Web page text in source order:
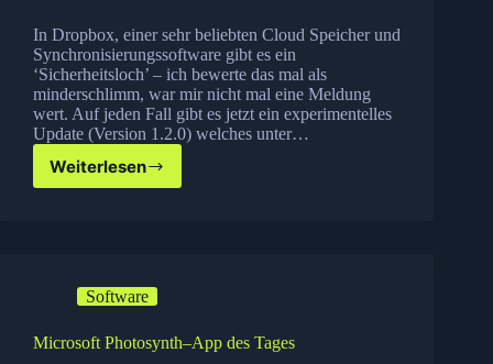
In Dropbox, einer sehr beliebten Cloud Speicher und
Synchronisierungssoftware gibt es ein
‘Sicherheitsloch’ – ich bewerte das mal als
minderschlimm, war mir nicht mal eine Meldung
wert. Auf jeden Fall gibt es jetzt ein experimentelles
Update (Version 1.2.0) welches unter…
Weiterlesen
Dropbox
Sicherheitsloch
Software
Microsoft Photosynth–App des Tages